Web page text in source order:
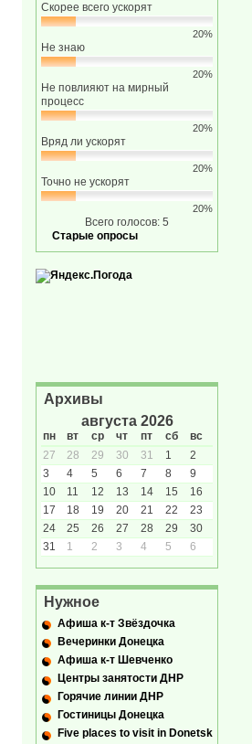
Скорее всего ускорят
20%
Не знаю
20%
Не повлияют на мирный
процесс
20%
Вряд ли ускорят
20%
Точно не ускорят
20%
Всего голосов: 5
Старые опросы
Архивы
августа 2026
пн вт ср чт пт сб
вс
27
28 29 30 31 1
2
3
4 5 6 7 8
9
10
11 12 13 14 15
16
17
18 19 20 21 22
23
24
25 26 27 28 29
30
31
1 2 3 4 5 6
Нужное
Афиша к-т Звёздочка
Вечеринки Донецка
Афиша к-т Шевченко
Центры занятости ДНР
Горячие линии ДНР
Гостиницы Донецка
Five places to visit in Donetsk